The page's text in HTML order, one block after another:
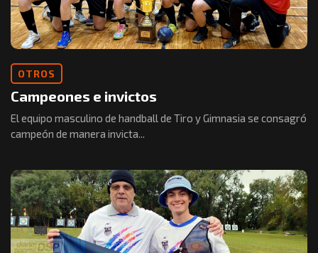
OTROS
Campeones e invictos
El equipo masculino de handball de Tiro y Gimnasia se consagró
campeón de manera invicta...